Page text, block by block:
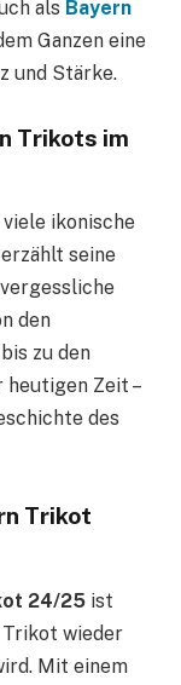
als Bayern
Ganzen eine
und Stärke.
Trikots im
ikonische
seine
den
zu den
Zeit –
des
Trikot
24/25 ist
Trikot wieder
Mit einem